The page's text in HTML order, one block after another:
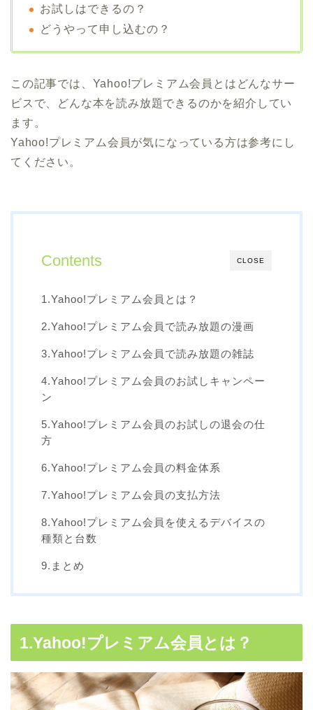
お試しはできるの？
どうやって申し込むの？
この記事では、Yahoo!プレミアム会員とはどんなサー
ビスで、どんな本を読み放題できるのかを紹介してい
ます。
Yahoo!プレミアム会員が気になっている方は参考にし
てください。
CLOSE
Contents
1.Yahoo!プレミアム会員とは？
2.Yahoo!プレミアム会員で読み放題の漫画
3.Yahoo!プレミアム会員で読み放題の雑誌
4.Yahoo!プレミアム会員のお試しキャンペー
ン
5.Yahoo!プレミアム会員のお試しの退会の仕
方
6.Yahoo!プレミアム会員の料金体系
7.Yahoo!プレミアム会員の支払方法
8.Yahoo!プレミアム会員を使えるデバイスの
種類と台数
9.まとめ
1.Yahoo!プレミアム会員とは？